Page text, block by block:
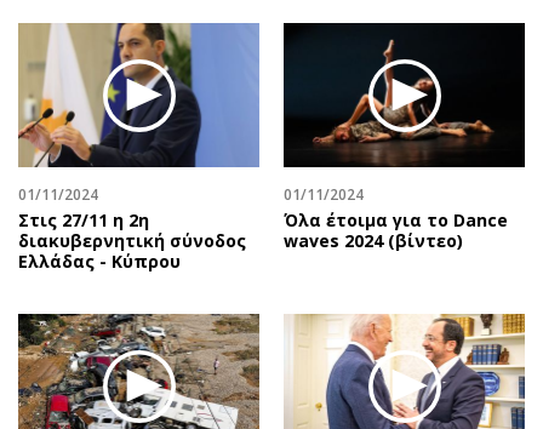
01/11/2024
Στις 27/11 η 2η
διακυβερνητική σύνοδος
Ελλάδας - Κύπρου
01/11/2024
Όλα έτοιμα για το Dance
waves 2024 (βίντεο)